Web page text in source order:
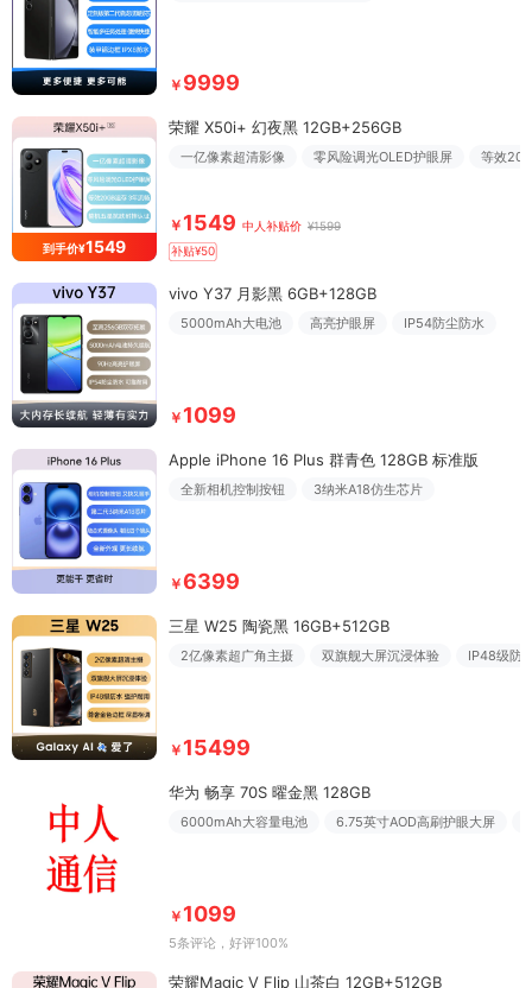
￥ 9999
到手价¥1549
荣耀 X50i+ 幻夜黑 12GB+256GB
一亿像素超清影像 零风险调光OLED护眼屏 等效
￥ 1549 中人补贴价 ¥1599
补贴¥50
vivo Y37 月影黑 6GB+128GB
5000mAh大电池 高亮护眼屏 IP54防尘防水
￥ 1099
Apple iPhone 16 Plus 群青色 128GB 标准版
全新相机控制按钮 3纳米A18仿生芯片
￥6399
三星 W25 陶瓷黑 16GB+512GB
2亿像素超广角主摄 双旗舰大屏沉浸体验 IP48级防
￥ 15499
华为 畅享 70S 曜金黑 128GB
6000mAh大容量电池 6.75英寸AOD高刷护眼大屏
￥ 1099
5条评论 ，好评100%
荣耀Magic V Flip 山茶白 12GB+512GB